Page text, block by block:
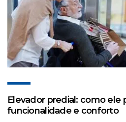
Elevador predial: como ele
funcionalidade e conforto